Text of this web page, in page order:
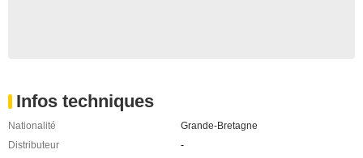
Infos techniques
Nationalité
Grande-Bretagne
Distributeur
-